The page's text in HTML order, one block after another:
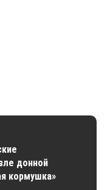
донной
кормушка»